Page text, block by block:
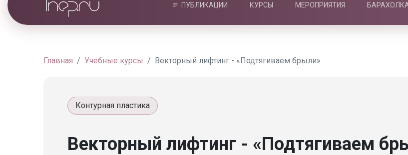
ПУБЛИКАЦИИ КУРСЫ МЕРОПРИЯТИЯ
Главная Учебные курсы Векторный лифтинг - «Подтягиваем брыли»
Контурная пластика
Векторный лифтинг - «Подтягиваем